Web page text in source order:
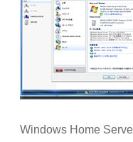
Windows Home